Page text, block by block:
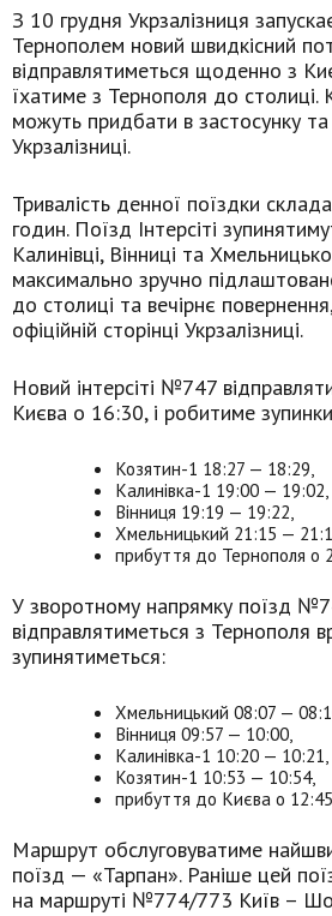
З 10 грудня Укрзалізниця
Тернополем новий швидкісний
відправлятиметься щоденно з
їхатиме з Тернополя до
можуть придбати в застосунку та
Укрзалізниці.
Тривалість денної поїздки
годин. Поїзд Інтерсіті
Калинівці, Вінниці та
максимально зручно
до столиці та вечірнє
офіційній сторінці Укрзалізниці.
Новий інтерсіті №747
Києва о 16:30, і робитиме
Козятин-1 18:27 — 18:29,
Калинівка-1 19:00 — 19:02,
Вінниця 19:19 — 19:22,
Хмельницький 21:15 —
прибуття до Тернополя о
У зворотному напрямку поїзд
відправлятиметься з Тернополя
зупинятиметься:
Хмельницький 08:07 —
Вінниця 09:57 — 10:00,
Калинівка-1 10:20 — 10:21,
Козятин-1 10:53 — 10:54,
прибуття до Києва о
Маршрут обслуговуватиме
поїзд — «Тарпан». Раніше цей
на маршруті №774/773 Київ –